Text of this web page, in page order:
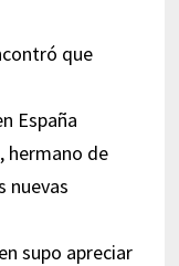
que
España
, hermano de
nuevas
supo apreciar